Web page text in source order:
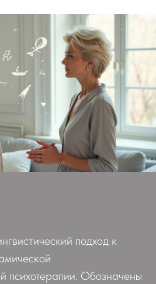
подход к
психотерапии. Обозначены